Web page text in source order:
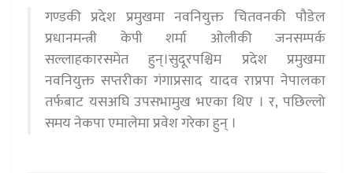
गण्डकी प्रदेश प्रमुखमा नवनियुक्त चितवनकी पौडेल
प्रधानमन्त्री केपी शर्मा ओलीकी जनसम्पर्क
सल्लाहकारसमेत हुन्।सुदूरपश्चिम प्रदेश प्रमुखमा
नवनियुक्त सप्तरीका गंगाप्रसाद यादव राप्रपा नेपालका
तर्फबाट यसअघि उपसभामुख भएका थिए । र, पछिल्लो
समय नेकपा एमालेमा प्रवेश गरेका हुन् ।